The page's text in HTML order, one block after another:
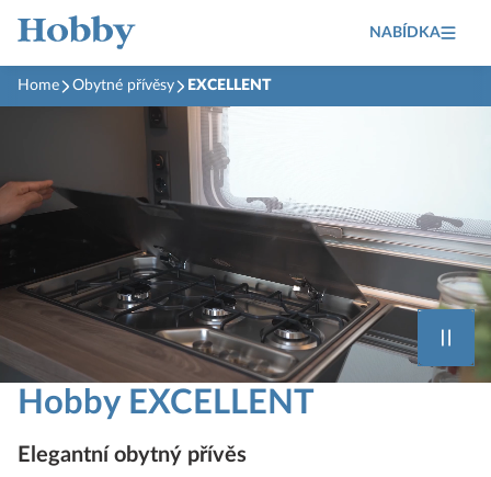
NABÍDKA
Home Obytné přívěsy EXCELLENT
Hobby EXCELLENT
Elegantní obytný přívěs